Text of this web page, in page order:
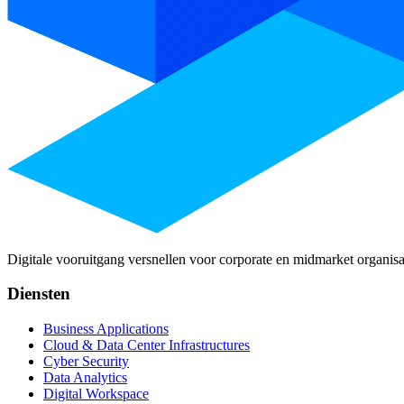
Digitale vooruitgang versnellen voor corporate en midmarket
Diensten
Business Applications
Cloud & Data Center Infrastructures
Cyber Security
Data Analytics
Digital Workspace